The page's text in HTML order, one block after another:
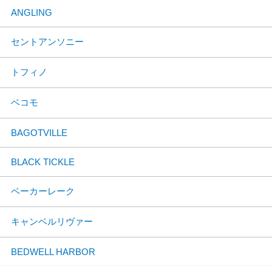
ANGLING
セントアンソニー
トフィノ
ベコモ
BAGOTVILLE
BLACK TICKLE
ベーカーレーク
キャンベルリヴァー
BEDWELL HARBOR